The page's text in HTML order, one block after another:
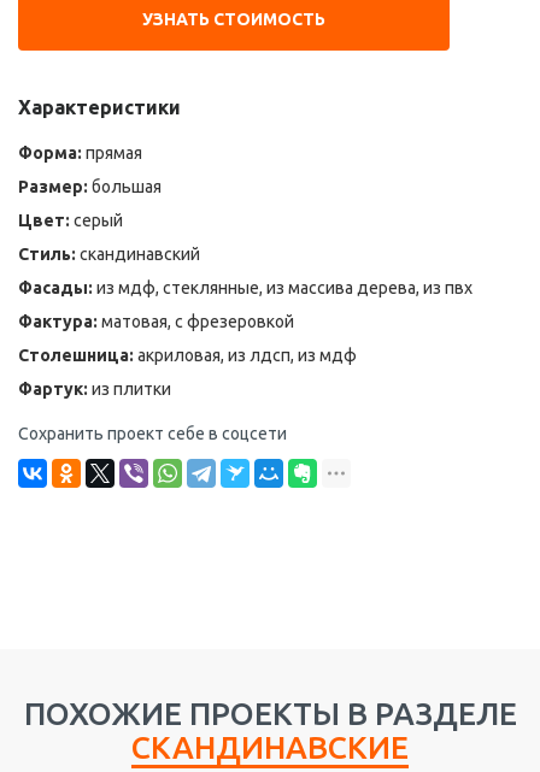
УЗНАТЬ СТОИМОСТЬ
Характеристики
Форма: прямая
Размер: большая
Цвет: серый
Стиль: скандинавский
Фасады: из мдф, стеклянные, из массива дерева, из пвх
Фактура: матовая, с фрезеровкой
Столешница: акриловая, из лдсп, из мдф
Фартук: из плитки
Сохранить проект себе в соцсети
ПОХОЖИЕ ПРОЕКТЫ В РАЗДЕЛЕ
СКАНДИНАВСКИЕ